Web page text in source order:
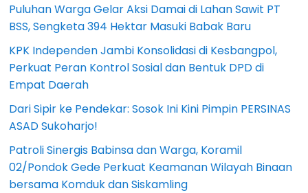
Puluhan Warga Gelar Aksi Damai di Lahan Sawit PT
BSS, Sengketa 394 Hektar Masuki Babak Baru
KPK Independen Jambi Konsolidasi di Kesbangpol,
Perkuat Peran Kontrol Sosial dan Bentuk DPD di
Empat Daerah
Dari Sipir ke Pendekar: Sosok Ini Kini Pimpin PERSINAS
ASAD Sukoharjo!
Patroli Sinergis Babinsa dan Warga, Koramil
02/Pondok Gede Perkuat Keamanan Wilayah Binaan
bersama Komduk dan Siskamling